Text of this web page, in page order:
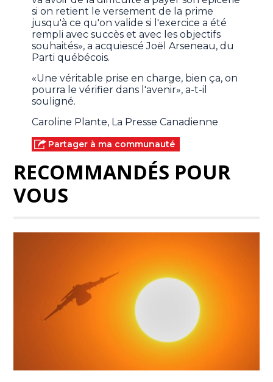
si on retient le versement de la prime
jusqu'à ce qu'on valide si l'exercice a été
rempli avec succès et avec les objectifs
souhaités», a acquiescé Joël Arseneau, du
Parti québécois.
«Une véritable prise en charge, bien ça, on
pourra le vérifier dans l'avenir», a-t-il
souligné.
Caroline Plante, La Presse Canadienne
Partager à ma communauté
RECOMMANDÉS POUR
VOUS